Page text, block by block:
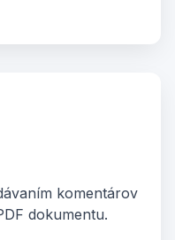
komentárov
dokumentu.